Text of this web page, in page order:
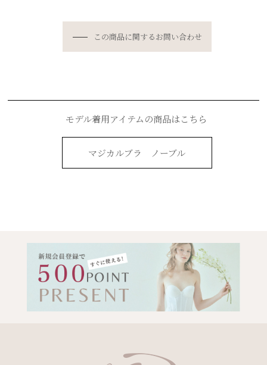
この商品に関するお問い合わせ
モデル着用アイテムの商品はこちら
マジカルブラ ノーブル